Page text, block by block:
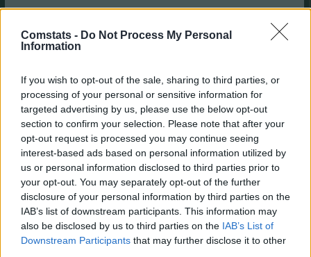
Comstats - Do Not Process My Personal
Information
If you wish to opt-out of the sale, sharing to third parties, or
processing of your personal or sensitive information for
targeted advertising by us, please use the below opt-out
section to confirm your selection. Please note that after your
opt-out request is processed you may continue seeing
interest-based ads based on personal information utilized by
us or personal information disclosed to third parties prior to
your opt-out. You may separately opt-out of the further
disclosure of your personal information by third parties on the
IAB’s list of downstream participants. This information may
also be disclosed by us to third parties on the IAB’s List of
Downstream Participants that may further disclose it to other
- sin igualdad de oportunidades
- Posible planificación a largo plazo.
- Los jugadores deseados pueden tocarle a un rival.
Esta modalidad es un término medio entre empezar de cero y tener en
cuenta la temporada anterior. Sin embargo, puede ser
contraproducente si alguien tenía una gran plantilla el año anterior.
Ideal para comunidades con pocos miembros y equilibradas.
5. Mantener 5 jugadores, 9 millones y 10 jugadores al azar con
posiciones variables
Cada jugador puede comenzar la nueva temporada con 5 jugadores,
obtiene 9 millones adicionales y obtiene otros 10 jugadores, de modo
que el equipo con los jugadores retenidos tenga la siguiente clave de